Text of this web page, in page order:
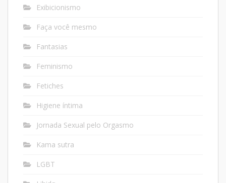
Exibicionismo
Faça você mesmo
Fantasias
Feminismo
Fetiches
Higiene íntima
Jornada Sexual pelo Orgasmo
Kama sutra
LGBT